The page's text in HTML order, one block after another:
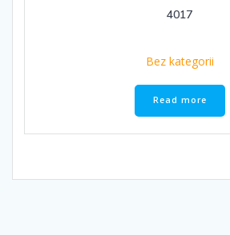
4017
Bez kategorii
Read more